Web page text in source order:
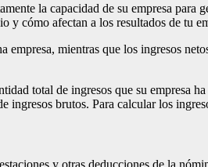
la capacidad de su empresa
cómo afectan a los resultados de tu
mientras que los ingresos
total de ingresos que su empresa
brutos. Para calcular los